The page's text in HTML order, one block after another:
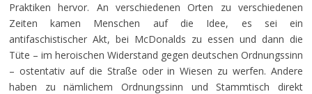
Praktiken hervor. An verschiedenen Orten zu verschiedenen
Zeiten kamen Menschen auf die Idee, es sei ein
antifaschistischer Akt, bei McDonalds zu essen und dann die
Tüte – im heroischen Widerstand gegen deutschen Ordnungssinn
– ostentativ auf die Straße oder in Wiesen zu werfen. Andere
haben zu nämlichem Ordnungssinn und Stammtisch direkt